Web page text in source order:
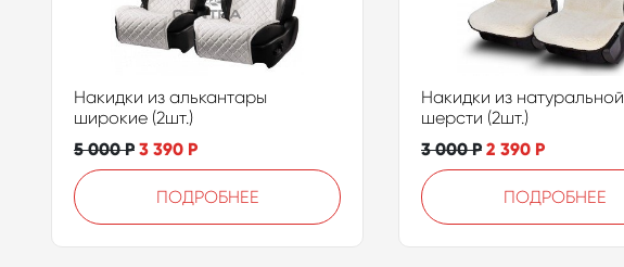
Накидки из алькантары
широкие (2шт.)
5 000Р 3 390 Р
ПОДРОБНЕЕ
Накидки из натуральной
шерсти (2шт.)
3 000Р 2 390 Р
ПОДРОБНЕЕ